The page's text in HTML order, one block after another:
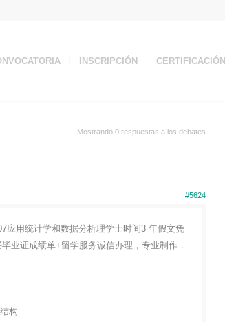
INSCRIPCIÓN CERTIFICACIÓN
Mostrando 0 respuestas a los debates
#5624
应用统计学和数据分析理学士时间3 年假文凭
业证成绩单+留学服务诚信办理，专业制作，
构